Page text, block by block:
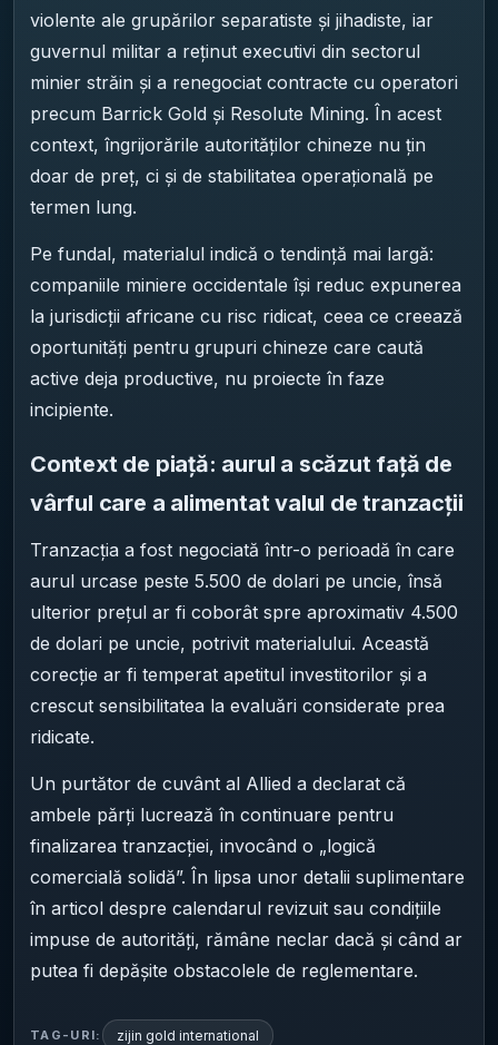
violente ale grupărilor separatiste și jihadiste, iar
guvernul militar a reținut executivi din sectorul
minier străin și a renegociat contracte cu operatori
precum Barrick Gold și Resolute Mining. În acest
context, îngrijorările autorităților chineze nu țin
doar de preț, ci și de stabilitatea operațională pe
termen lung.
Pe fundal, materialul indică o tendință mai largă:
companiile miniere occidentale își reduc expunerea
la jurisdicții africane cu risc ridicat, ceea ce creează
oportunități pentru grupuri chineze care caută
active deja productive, nu proiecte în faze
incipiente.
Context de piață: aurul a scăzut față de
vârful care a alimentat valul de tranzacții
Tranzacția a fost negociată într-o perioadă în care
aurul urcase peste 5.500 de dolari pe uncie, însă
ulterior prețul ar fi coborât spre aproximativ 4.500
de dolari pe uncie, potrivit materialului. Această
corecție ar fi temperat apetitul investitorilor și a
crescut sensibilitatea la evaluări considerate prea
ridicate.
Un purtător de cuvânt al Allied a declarat că
ambele părți lucrează în continuare pentru
finalizarea tranzacției, invocând o „logică
comercială solidă”. În lipsa unor detalii suplimentare
în articol despre calendarul revizuit sau condițiile
impuse de autorități, rămâne neclar dacă și când ar
putea fi depășite obstacolele de reglementare.
TAG-URI:
zijin gold international